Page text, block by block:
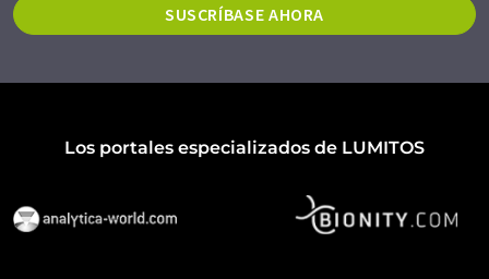
SUSCRÍBASE AHORA
Los portales especializados de LUMITOS